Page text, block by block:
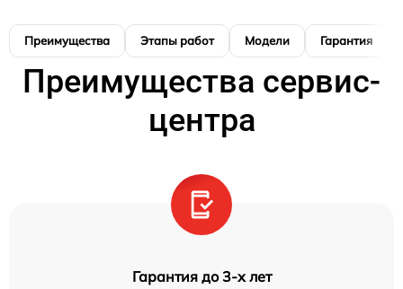
Преимущества Этапы работ Модели Гарантия
Преимущества сервис-
центра
Гарантия до 3-х лет